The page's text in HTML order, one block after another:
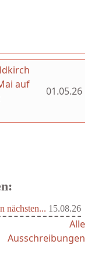
auf
01.05.26
nächsten... 15.08.26
Alle
Ausschreibungen